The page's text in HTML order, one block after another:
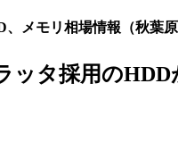
、メモリ相場情報（秋葉
ッタ採用のHDD